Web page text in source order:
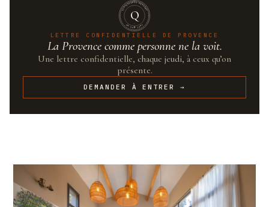
QUINTESSENCE·PROVENCE
UN·SUR·CENT
Q
LETTRE CONFIDENTIELLE DE PROVENCE
La Provence comme personne ne la voit.
Une lettre confidentielle, chaque jeudi, à ceux qu’on
présente.
DEMANDER À ENTRER →